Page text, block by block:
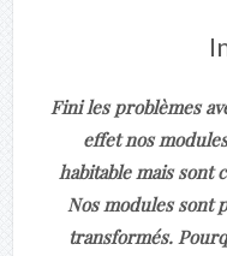
Fini les problèmes
effet nos
habitable mais sont
Nos modules sont
transformés.